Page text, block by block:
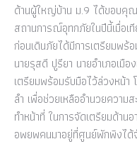
ด้านผู้ใหญ่บ้าน ม.9 ได้ขอบคุณ
สถานการณ์อุทกภัยในปีนี้เมื่อเ
ก่อนเดินภัยได้มีการเตรียมพร้
นายรุสดี ปูรียา นายอำเภอเมื
เตรียมพร้อมรับมือไว้ล่วงหน้า
ลำ เพื่อช่วยเหลืออำนวยควา
ทำหน้าที่ ในการจัดเตรียมด้าน
อพยพคนมาอยู่ที่ศูนย์พักพิงได้